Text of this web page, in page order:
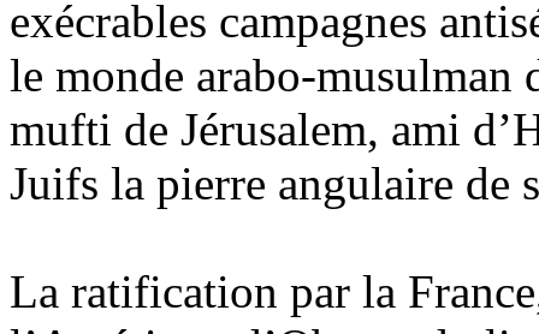
exécrables campagnes
le monde arabo-musulman
mufti de Jérusalem, ami
Juifs la pierre angulaire de
La ratification par la